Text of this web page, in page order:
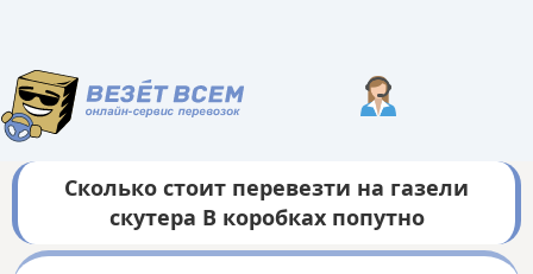
Сколько стоит перевезти на газели
скутера В коробках попутно